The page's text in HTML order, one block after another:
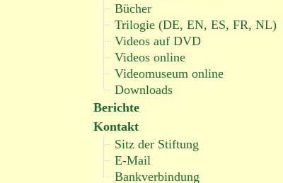
Bücher
Trilogie (DE, EN, ES, FR, NL)
Videos auf DVD
Videos online
Videomuseum online
Downloads
Berichte
Kontakt
Sitz der Stiftung
E-Mail
Bankverbindung